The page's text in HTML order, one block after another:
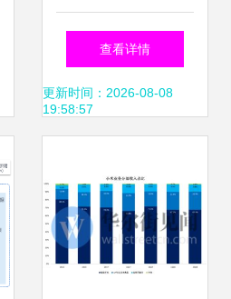
与零项目经验 如何
入门数据产品经理
查看详情
更新时间：2026-08-08
19:58:57